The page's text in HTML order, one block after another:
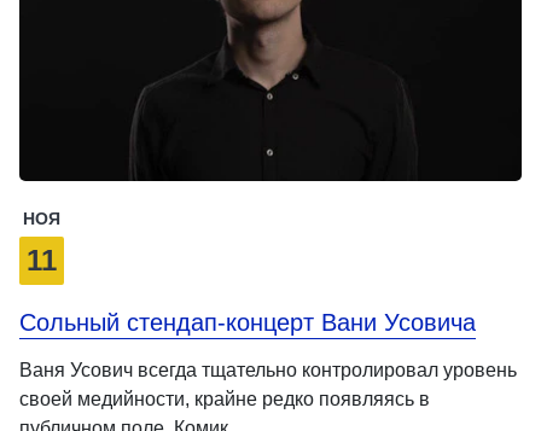
НОЯ
11
Сольный стендап-концерт Вани Усовича
Ваня Усович всегда тщательно контролировал уровень
своей медийности, крайне редко появляясь в